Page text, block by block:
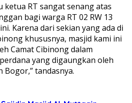
ketua RT sangat senang atas
bagi warga RT 02 RW 13
Karena dari sekian yang ada di
khususnya, masjid kami ini
Camat Cibinong dalam
yang digaungkan oleh
tandasnya.